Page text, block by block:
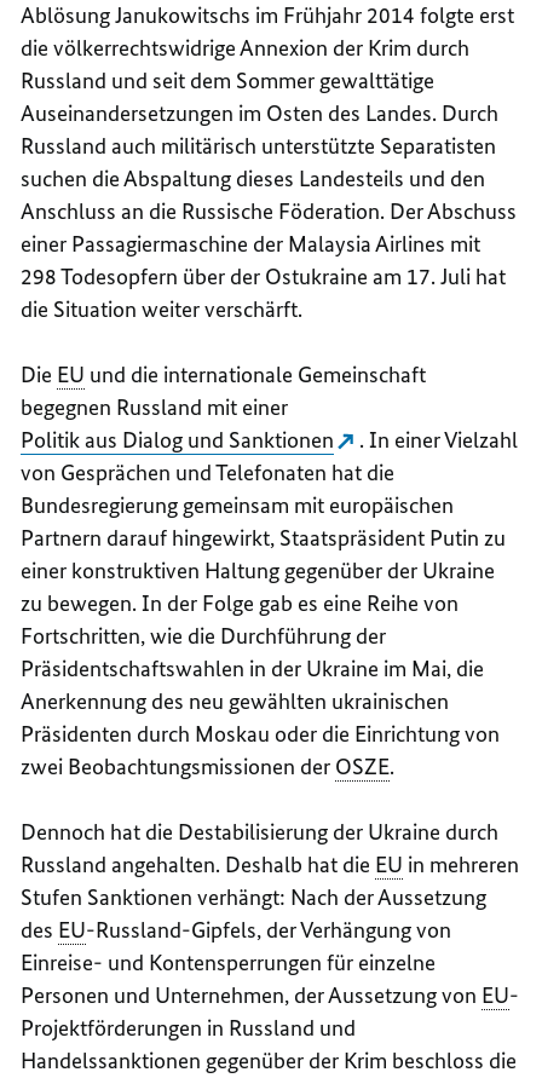
Ablösung Janukowitschs im Frühjahr 2014 folgte erst
die völkerrechtswidrige Annexion der Krim durch
Russland und seit dem Sommer gewalttätige
Auseinandersetzungen im Osten des Landes. Durch
Russland auch militärisch unterstützte Separatisten
suchen die Abspaltung dieses Landesteils und den
Anschluss an die Russische Föderation. Der Abschuss
einer Passagiermaschine der Malaysia Airlines mit
298 Todesopfern über der Ostukraine am 17. Juli hat
die Situation weiter verschärft.
Die EU und die internationale Gemeinschaft
begegnen Russland mit einer
Politik aus Dialog und Sanktionen
. In einer Vielzahl
von Gesprächen und Telefonaten hat die
Bundesregierung gemeinsam mit europäischen
Partnern darauf hingewirkt, Staatspräsident Putin zu
einer konstruktiven Haltung gegenüber der Ukraine
zu bewegen. In der Folge gab es eine Reihe von
Fortschritten, wie die Durchführung der
Präsidentschaftswahlen in der Ukraine im Mai, die
Anerkennung des neu gewählten ukrainischen
Präsidenten durch Moskau oder die Einrichtung von
zwei Beobachtungsmissionen der OSZE.
Dennoch hat die Destabilisierung der Ukraine durch
Russland angehalten. Deshalb hat die EU in mehreren
Stufen Sanktionen verhängt: Nach der Aussetzung
des EU-Russland-Gipfels, der Verhängung von
Einreise- und Kontensperrungen für einzelne
Personen und Unternehmen, der Aussetzung von EU-
Projektförderungen in Russland und
Handelssanktionen gegenüber der Krim beschloss die